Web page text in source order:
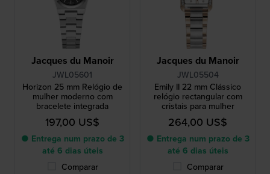
Jacques du Manoir
JWL05601
Horizon 25 mm Relógio de
mulher moderno com
bracelete integrada
197,00 US$
● Entrega num prazo de 3
até 6 dias úteis
Comparar
Jacques du Manoir
JWL05504
Emily II 22 mm Clássico
relógio rectangular com
cristais para mulher
264,00 US$
● Entrega num prazo de 3
até 6 dias úteis
Comparar